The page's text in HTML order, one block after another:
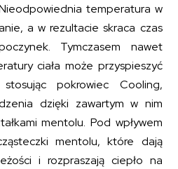
temperatura w
a w rezultacie skraca czas
Tymczasem nawet
ciała może przyspieszyć
pokrowiec Cooling,
dzięki zawartym w nim
mentolu. Pod wpływem
mentolu, które dają
i rozpraszają ciepło na